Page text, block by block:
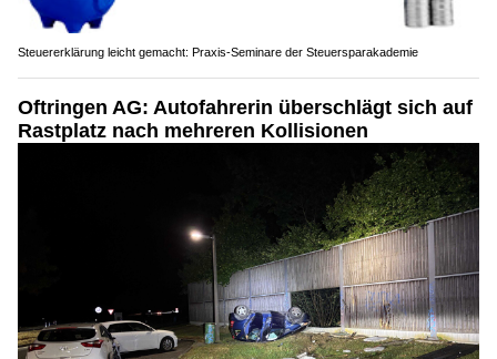
Steuererklärung leicht gemacht: Praxis-Seminare der Steuersparakademie
Oftringen AG: Autofahrerin überschlägt sich auf
Rastplatz nach mehreren Kollisionen